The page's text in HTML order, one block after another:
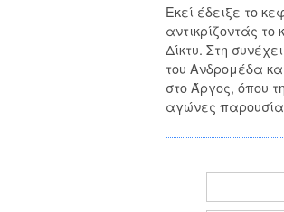
Εκεί έδειξε το
αντικρίζοντάς το
Δίκτυ. Στη
του Ανδρομέδα
στο Άργος, όπου
αγώνες παρουσία